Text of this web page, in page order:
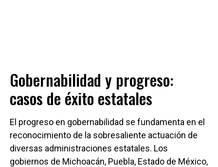
Gobernabilidad y progreso:
casos de éxito estatales
El progreso en gobernabilidad se fundamenta en el
reconocimiento de la sobresaliente actuación de
diversas administraciones estatales. Los
gobiernos de Michoacán, Puebla, Estado de México,